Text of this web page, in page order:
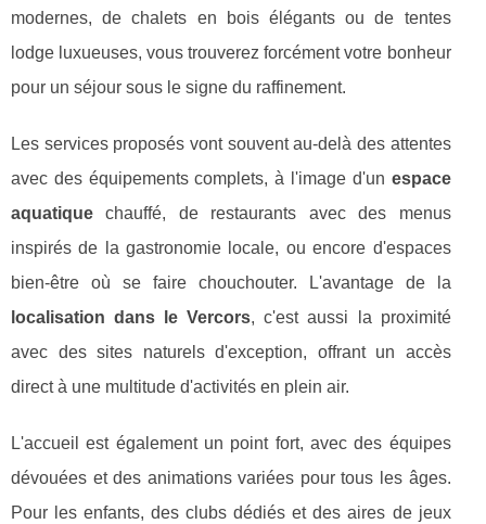
modernes, de chalets en bois élégants ou de tentes
lodge luxueuses, vous trouverez forcément votre bonheur
pour un séjour sous le signe du raffinement.
Les services proposés vont souvent au-delà des attentes
avec des équipements complets, à l'image d'un espace
aquatique chauffé, de restaurants avec des menus
inspirés de la gastronomie locale, ou encore d'espaces
bien-être où se faire chouchouter. L'avantage de la
localisation dans le Vercors, c'est aussi la proximité
avec des sites naturels d'exception, offrant un accès
direct à une multitude d'activités en plein air.
L'accueil est également un point fort, avec des équipes
dévouées et des animations variées pour tous les âges.
Pour les enfants, des clubs dédiés et des aires de jeux